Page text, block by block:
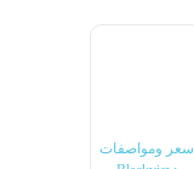
سعر ومواصفات